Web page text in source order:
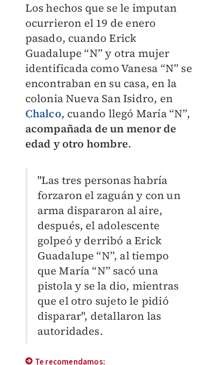
Los hechos que se le imputan
ocurrieron el 19 de enero
pasado, cuando Erick
Guadalupe “N” y otra mujer
identificada como Vanesa “N” se
encontraban en su casa, en la
colonia Nueva San Isidro, en
Chalco, cuando llegó María “N”,
acompañada de un menor de
edad y otro hombre.
"Las tres personas habría
forzaron el zaguán y con un
arma dispararon al aire,
después, el adolescente
golpeó y derribó a Erick
Guadalupe “N”, al tiempo
que María “N” sacó una
pistola y se la dio, mientras
que el otro sujeto le pidió
disparar", detallaron las
autoridades.
Te recomendamos: